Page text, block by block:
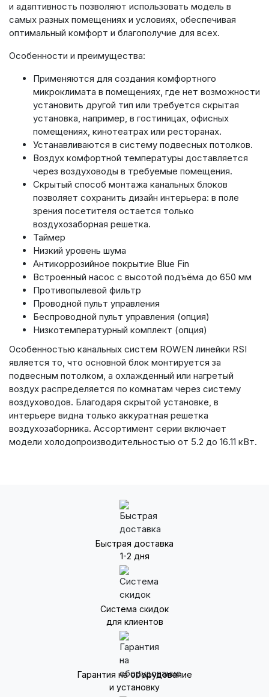
и адаптивность позволяют использовать модель в
самых разных помещениях и условиях, обеспечивая
оптимальный комфорт и благополучие для всех.
Особенности и преимущества:
Применяются для создания комфортного
микроклимата в помещениях, где нет возможности
установить другой тип или требуется скрытая
установка, например, в гостиницах, офисных
помещениях, кинотеатрах или ресторанах.
Устанавливаются в систему подвесных потолков.
Воздух комфортной температуры доставляется
через воздуховоды в требуемые помещения.
Скрытый способ монтажа канальных блоков
позволяет сохранить дизайн интерьера: в поле
зрения посетителя остается только
воздухозаборная решетка.
Таймер
Низкий уровень шума
Антикоррозийное покрытие Blue Fin
Встроенный насос с высотой подъёма до 650 мм
Противопылевой фильтр
Проводной пульт управления
Беспроводной пульт управления (опция)
Низкотемпературный комплект (опция)
Особенностью канальных систем ROWEN линейки RSI
является то, что основной блок монтируется за
подвесным потолком, а охлажденный или нагретый
воздух распределяется по комнатам через систему
воздуховодов. Благодаря скрытой установке, в
интерьере видна только аккуратная решетка
воздухозаборника. Ассортимент серии включает
модели холодопроизводительностью от 5.2 до 16.11 кВт.
Быстрая доставка
1-2 дня
Система скидок
для клиентов
Гарантия на оборудование
и установку